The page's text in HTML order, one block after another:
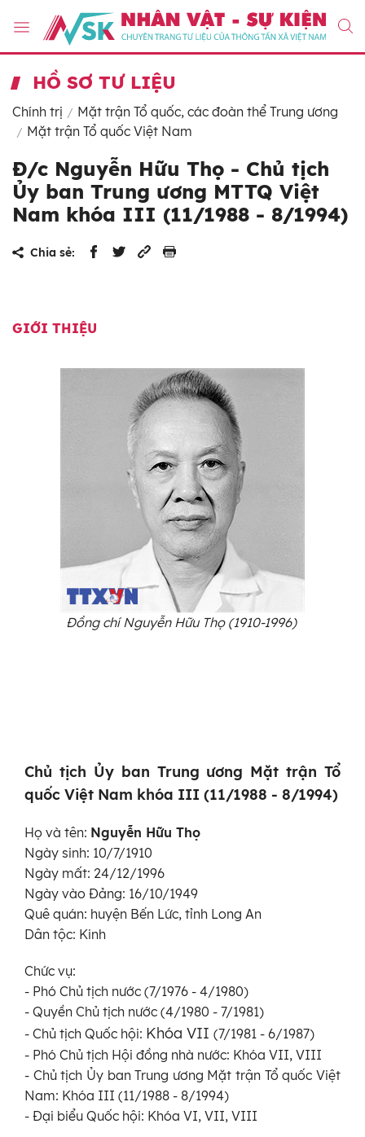
HỒ SƠ TƯ LIỆU
Chính trị
Mặt trận Tổ quốc, các đoàn thể Trung ương
Mặt trận Tổ quốc Việt Nam
Đ/c Nguyễn Hữu Thọ - Chủ tịch
Ủy ban Trung ương MTTQ Việt
Nam khóa III (11/1988 - 8/1994)
Chia sẻ:
GIỚI THIỆU
Đồng chí Nguyễn Hữu Thọ (1910-1996)
Chủ tịch Ủy ban Trung ương Mặt trận Tổ
quốc Việt Nam khóa III (11/1988 - 8/1994)
Họ và tên: Nguyễn Hữu Thọ
Ngày sinh: 10/7/1910
Ngày mất: 24/12/1996
Ngày vào Đảng: 16/10/1949
Quê quán: huyện Bến Lức, tỉnh Long An
Dân tộc: Kinh
Chức vụ:
- Phó Chủ tịch nước (7/1976 - 4/1980)
- Quyền Chủ tịch nước (4/1980 - 7/1981)
- Chủ tịch Quốc hội: Khóa VII (7/1981 - 6/1987)
- Phó Chủ tịch Hội đồng nhà nước: Khóa VII, VIII
- Chủ tịch Ủy ban Trung ương Mặt trận Tổ quốc Việt
Nam: Khóa III (11/1988 - 8/1994)
- Đại biểu Quốc hội: Khóa VI, VII, VIII